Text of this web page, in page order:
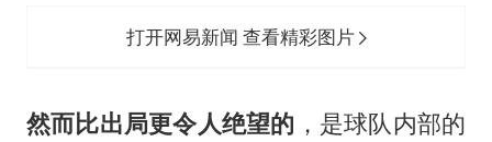
打开网易新闻 查看精彩图片
然而比出局更令人绝望的 ，是球队内部的